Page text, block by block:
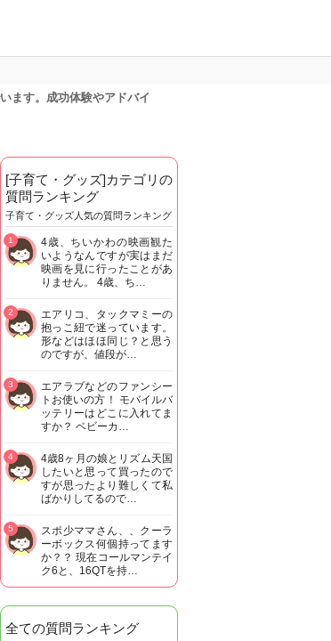
ます。成功体験やアドバイ
[子育て・グッズ]カテゴリの
質問ランキング
子育て・グッズ人気の質問ランキング
4歳、ちいかわの映画観た
いようなんですが実はまだ
映画を見に行ったことがあ
りません。 4歳、ち…
1
エアリコ、タックマミーの
抱っこ紐で迷っています。
形などはほほ同じ？と思う
のですが、値段が…
2
エアラブなどのファンシー
トお使いの方！ モバイルバ
ッテリーはどこに入れてま
すか？ ベビーカ…
3
4歳8ヶ月の娘とリズム天国
したいと思って買ったので
すが思ったより難しくて私
ばかりしてるので…
4
スポ少ママさん、、クーラ
ーボックス何個持ってます
か？？ 現在コールマンテイ
ク6と、16QTを持…
5
全ての質問ランキング